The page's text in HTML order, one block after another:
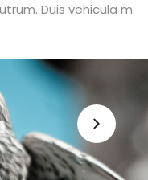
Duis vehicula m